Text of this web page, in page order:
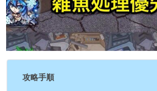
攻略手順